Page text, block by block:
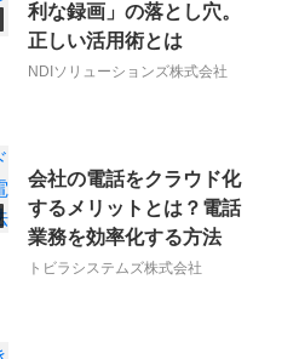
利な録画」の落とし穴。
正しい活用術とは
NDIソリューションズ株式会社
会社の電話をクラウド化
するメリットとは？電話
業務を効率化する方法
トビラシステムズ株式会社